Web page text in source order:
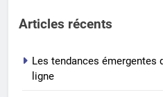
Articles récents
Les tendances émergentes
ligne